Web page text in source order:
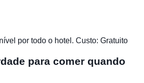
por todo o hotel. Custo: Gratuito
para comer quando